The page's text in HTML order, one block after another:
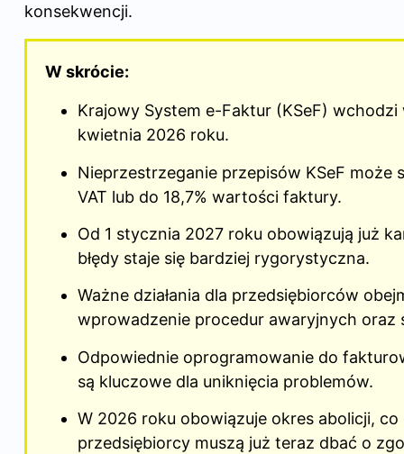
konsekwencji.
W skrócie:
Krajowy System e-Faktur (KSeF)
kwietnia 2026 roku.
Nieprzestrzeganie przepisów KSeF
VAT lub do 18,7% wartości faktury.
Od 1 stycznia 2027 roku obowiązują już
błędy staje się bardziej rygorystyczna.
Ważne działania dla przedsiębiorców
wprowadzenie procedur awaryjnych oraz
Odpowiednie oprogramowanie do
są kluczowe dla uniknięcia problemów.
W 2026 roku obowiązuje okres abolicji,
przedsiębiorcy muszą już teraz dbać o